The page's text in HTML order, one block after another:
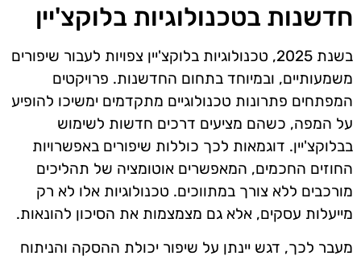
חדשנות בטכנולוגיות בלוקצ'יין
בשנת 2025, טכנולוגיות בלוקצ'יין צפויות לעבור שיפורים
משמעותיים, ובמיוחד בתחום החדשנות. פרויקטים
המפתחים פתרונות טכנולוגיים מתקדמים ימשיכו להופיע
על המפה, כשהם מציעים דרכים חדשות לשימוש
בבלוקצ'יין. דוגמאות לכך כוללות שיפורים באפשרויות
החוזים החכמים, המאפשרים אוטומציה של תהליכים
מורכבים ללא צורך במתווכים. טכנולוגיות אלו לא רק
מייעלות עסקים, אלא גם מצמצמות את הסיכון להונאות.
מעבר לכך, דגש יינתן על שיפור יכולת ההסקה והניתוח